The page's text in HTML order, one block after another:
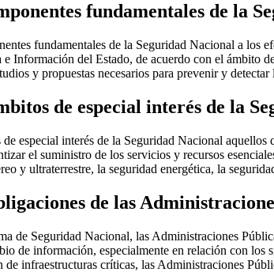
fundamentales de la
fundamentales de la Seguridad Nacional a
Información del Estado, de acuerdo con el ámbito
y propuestas necesarios para prevenir y
de especial interés de la
de especial interés de la Seguridad Nacional
el suministro de los servicios y recursos
y ultraterrestre, la seguridad energética, la
de las
de Seguridad Nacional, las Administraciones
de información, especialmente en relación con
de infraestructuras críticas, las Administraciones